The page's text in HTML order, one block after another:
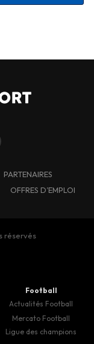
PARTENAIRES
OFFRES D’EMPLOI
réservés
Football
Actualités Football
Mercato Football
Ligue des champions